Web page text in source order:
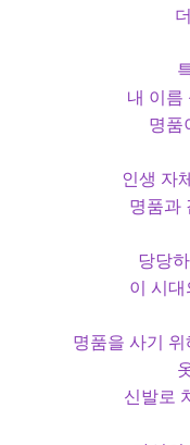
내 이름
명품
인생 자
명품과
당당
이 시
명품을 사기
신발로